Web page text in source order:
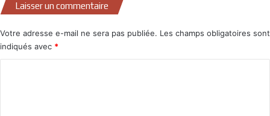
Laisser un commentaire
Votre adresse e-mail ne sera pas publiée. Les champs obligatoires sont
indiqués avec *